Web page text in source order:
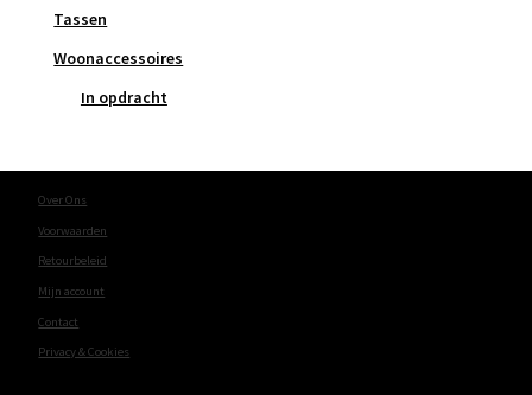
Tassen
Woonaccessoires
In opdracht
Over Ons
Voorwaarden
Retourbeleid
Mijn account
Contact
Privacy & Cookies